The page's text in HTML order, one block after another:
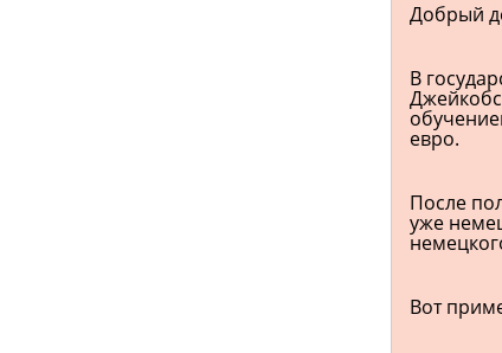
Добрый
В
евро.
После
уже
Вот